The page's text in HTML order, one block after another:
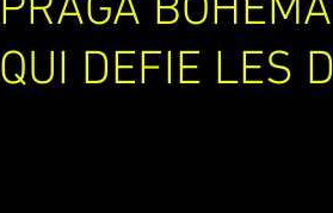
PRAGA
QUI DEFIE LES